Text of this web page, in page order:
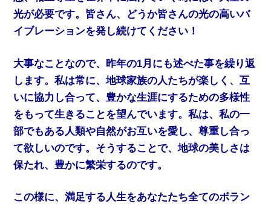
光が必要です。皆さん、どうか皆さんの光の高いバ
イブレーションを発し続けてください！
大事なことなので、昨年の1月にも述べた事を繰り返
します。私は常に、地球家族の人たちが楽しく、互
いに協力し合って、豊かな生涯にするための多様性
をもって生きることを望んでいます。私は、私の一
部でもある人類や自然がお互いを愛し、尊重し合っ
て欲しいのです。そうすることで、地球の美しさは
保たれ、豊かに繁栄するのです。
この様に、満足する人生をあなたたち全てのボラン